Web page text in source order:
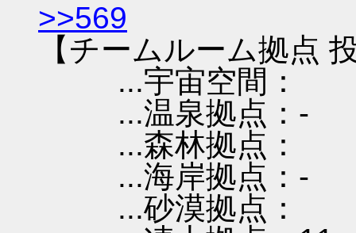
>>569
【チームルーム拠点
...宇宙空間：
...温泉拠点：-
...森林拠点：
...海岸拠点：-
...砂漠拠点：